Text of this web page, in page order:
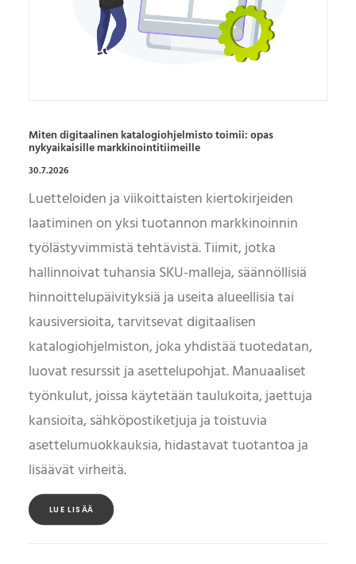
Miten digitaalinen katalogiohjelmisto toimii: opas
nykyaikaisille markkinointitiimeille
30.7.2026
Luetteloiden ja viikoittaisten kiertokirjeiden
laatiminen on yksi tuotannon markkinoinnin
työlästyvimmistä tehtävistä. Tiimit, jotka
hallinnoivat tuhansia SKU-malleja, säännöllisiä
hinnoittelupäivityksiä ja useita alueellisia tai
kausiversioita, tarvitsevat digitaalisen
katalogiohjelmiston, joka yhdistää tuotedatan,
luovat resurssit ja asettelupohjat. Manuaaliset
työnkulut, joissa käytetään taulukoita, jaettuja
kansioita, sähköpostiketjuja ja toistuvia
asettelumuokkauksia, hidastavat tuotantoa ja
lisäävät virheitä.
LUE LISÄÄ